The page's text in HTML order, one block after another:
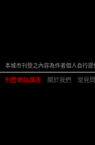
本城市刊登之內容為作者個人自行提
刊登網站廣告 關於我們 常見